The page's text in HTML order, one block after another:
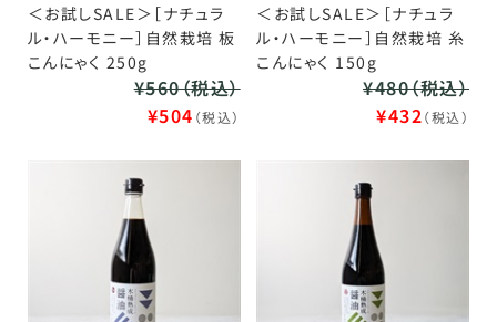
＜お試しSALE＞［ナチュラ
ル・ハーモニー］自然栽培 板
こんにゃく 250g
¥560（税込）
¥504 （税込）
＜お試しSALE＞［ナチュラ
ル・ハーモニー］自然栽培 糸
こんにゃく 150g
¥480（税込）
¥432（税込）